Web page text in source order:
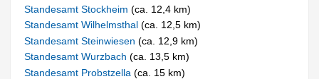
Standesamt Stockheim(ca. 12,4 km)
Standesamt Wilhelmsthal(ca. 12,5 km)
Standesamt Steinwiesen(ca. 12,9 km)
Standesamt Wurzbach(ca. 13,5 km)
Standesamt Probstzella(ca. 15 km)